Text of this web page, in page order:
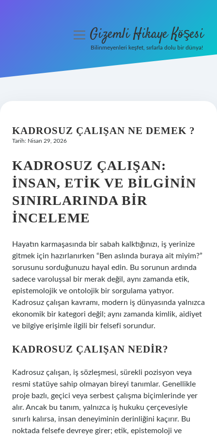
Hakkımızda
menüyüGizemli Hikaye Köşesi
Bilinmeyenleri keşfet, sırlarla dolu bir dünya!
KADROSUZ ÇALIŞAN NE DEMEK ?
Tarih: Nisan 29, 2026
KADROSUZ ÇALIŞAN:
İNSAN, ETIK VE BILGININ
SINIRLARINDA BIR
İNCELEME
Hayatın karmaşasında bir sabah kalktığınızı, iş yerinize
gitmek için hazırlanırken “Ben aslında buraya ait miyim?”
sorusunu sorduğunuzu hayal edin. Bu sorunun ardında
sadece varoluşsal bir merak değil, aynı zamanda etik,
epistemolojik ve ontolojik bir sorgulama yatıyor.
Kadrosuz çalışan kavramı, modern iş dünyasında yalnızca
ekonomik bir kategori değil; aynı zamanda kimlik, aidiyet
ve bilgiye erişimle ilgili bir felsefi sorundur.
KADROSUZ ÇALIŞAN NEDIR?
Kadrosuz çalışan, iş sözleşmesi, sürekli pozisyon veya
resmi statüye sahip olmayan bireyi tanımlar. Genellikle
proje bazlı, geçici veya serbest çalışma biçimlerinde yer
alır. Ancak bu tanım, yalnızca iş hukuku çerçevesiyle
sınırlı kalırsa, insan deneyiminin derinliğini kaçırır. Bu
noktada felsefe devreye girer; etik, epistemoloji ve